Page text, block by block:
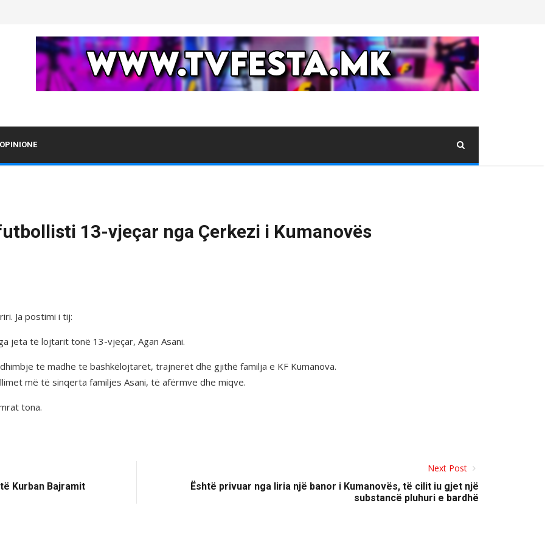
OPINIONE
13-vjeçar nga Çerkezi i Kumanovës
Ja postimi i tij:
jeta të lojtarit tonë 13-vjeçar, Agan Asani.
të madhe te bashkëlojtarët, trajnerët dhe gjithë familja e KF Kumanova.
më të sinqerta familjes Asani, të afërmve dhe miqve.
tona.
Kurban Bajramit
Next Post
Është privuar nga liria një banor i Kumanovës, të cilit iu gjet një
substancë pluhuri e bardhë